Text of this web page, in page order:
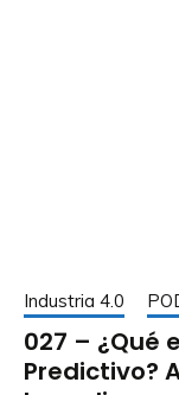
Industria 4.0
027 – ¿Qué
Predictivo?